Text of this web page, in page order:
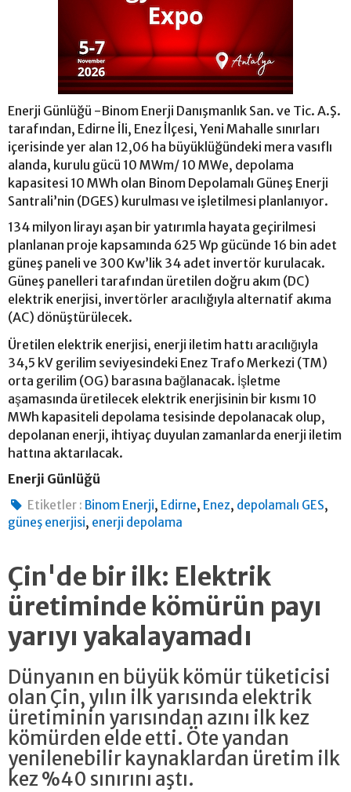
Enerji Günlüğü -Binom Enerji Danışmanlık San. ve Tic. A.Ş.
tarafından, Edirne İli, Enez İlçesi, Yeni Mahalle sınırları
içerisinde yer alan 12,06 ha büyüklüğündeki mera vasıflı
alanda, kurulu gücü 10 MWm/ 10 MWe, depolama
kapasitesi 10 MWh olan Binom Depolamalı Güneş Enerji
Santrali’nin (DGES) kurulması ve işletilmesi planlanıyor.
134 milyon lirayı aşan bir yatırımla hayata geçirilmesi
planlanan proje kapsamında 625 Wp gücünde 16 bin adet
güneş paneli ve 300 Kw’lik 34 adet invertör kurulacak.
Güneş panelleri tarafından üretilen doğru akım (DC)
elektrik enerjisi, invertörler aracılığıyla alternatif akıma
(AC) dönüştürülecek.
Üretilen elektrik enerjisi, enerji iletim hattı aracılığıyla
34,5 kV gerilim seviyesindeki Enez Trafo Merkezi (TM)
orta gerilim (OG) barasına bağlanacak. İşletme
aşamasında üretilecek elektrik enerjisinin bir kısmı 10
MWh kapasiteli depolama tesisinde depolanacak olup,
depolanan enerji, ihtiyaç duyulan zamanlarda enerji iletim
hattına aktarılacak.
Enerji Günlüğü
Etiketler : Binom Enerji, Edirne, Enez, depolamalı GES,
güneş enerjisi, enerji depolama
Çin'de bir ilk: Elektrik
üretiminde kömürün payı
yarıyı yakalayamadı
Dünyanın en büyük kömür tüketicisi
olan Çin, yılın ilk yarısında elektrik
üretiminin yarısından azını ilk kez
kömürden elde etti. Öte yandan
yenilenebilir kaynaklardan üretim ilk
kez %40 sınırını aştı.